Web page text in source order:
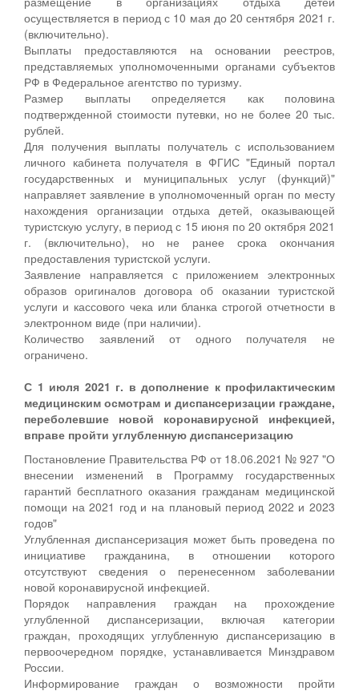
осуществляется в период с 10 мая до 20 сентября 2021 г.
(включительно).
Выплаты предоставляются на основании реестров,
представляемых уполномоченными органами субъектов
РФ в Федеральное агентство по туризму.
Размер выплаты определяется как половина
подтвержденной стоимости путевки, но не более 20 тыс.
рублей.
Для получения выплаты получатель с использованием
личного кабинета получателя в ФГИС "Единый портал
государственных и муниципальных услуг (функций)"
направляет заявление в уполномоченный орган по месту
нахождения организации отдыха детей, оказывающей
туристскую услугу, в период с 15 июня по 20 октября 2021
г. (включительно), но не ранее срока окончания
предоставления туристской услуги.
Заявление направляется с приложением электронных
образов оригиналов договора об оказании туристской
услуги и кассового чека или бланка строгой отчетности в
электронном виде (при наличии).
Количество заявлений от одного получателя не
ограничено.
С 1 июля 2021 г. в дополнение к профилактическим
медицинским осмотрам и диспансеризации граждане,
переболевшие новой коронавирусной инфекцией,
вправе пройти углубленную диспансеризацию
Постановление Правительства РФ от 18.06.2021 № 927 "О
внесении изменений в Программу государственных
гарантий бесплатного оказания гражданам медицинской
помощи на 2021 год и на плановый период 2022 и 2023
годов"
Углубленная диспансеризация может быть проведена по
инициативе гражданина, в отношении которого
отсутствуют сведения о перенесенном заболевании
новой коронавирусной инфекцией.
Порядок направления граждан на прохождение
углубленной диспансеризации, включая категории
граждан, проходящих углубленную диспансеризацию в
первоочередном порядке, устанавливается Минздравом
России.
Информирование граждан о возможности пройти